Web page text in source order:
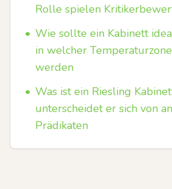
Rolle spielen
• Wie sollte ein Kabinett
in welcher
werden
• Was ist ein Riesling
unterscheidet er sich von
Prädikaten